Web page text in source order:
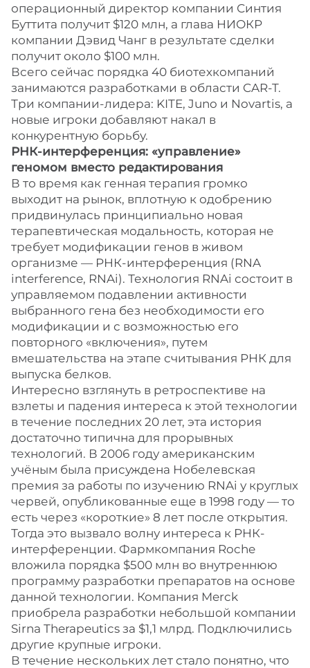
операционный директор компании Синтия
Буттита получит $120 млн, а глава НИОКР
компании Дэвид Чанг в результате сделки
получит около $100 млн.
Всего сейчас порядка 40 биотехкомпаний
занимаются разработками в области CAR-T.
Три компании-лидера: KITE, Juno и Novartis, а
новые игроки добавляют накал в
конкурентную борьбу.
РНК-интерференция: «управление»
геномом вместо редактирования
В то время как генная терапия громко
выходит на рынок, вплотную к одобрению
придвинулась принципиально новая
терапевтическая модальность, которая не
требует модификации генов в живом
организме — РНК-интерференция (RNA
interference, RNAi). Технология RNAi состоит в
управляемом подавлении активности
выбранного гена без необходимости его
модификации и с возможностью его
повторного «включения», путем
вмешательства на этапе считывания РНК для
выпуска белков.
Интересно взглянуть в ретроспективе на
взлеты и падения интереса к этой технологии
в течение последних 20 лет, эта история
достаточно типична для прорывных
технологий. В 2006 году американским
учёным была присуждена Нобелевская
премия за работы по изучению RNAi у круглых
червей, опубликованные еще в 1998 году — то
есть через «короткие» 8 лет после открытия.
Тогда это вызвало волну интереса к РНК-
интерференции. Фармкомпания Roche
вложила порядка $500 млн во внутреннюю
программу разработки препаратов на основе
данной технологии. Компания Merck
приобрела разработки небольшой компании
Sirna Therapeutics за $1,1 млрд. Подключились
другие крупные игроки.
В течение нескольких лет стало понятно, что